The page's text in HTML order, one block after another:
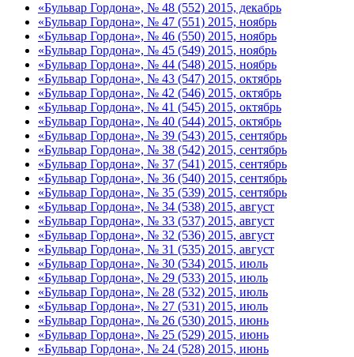
«Бульвар Гордона», № 48 (552) 2015, декабрь
«Бульвар Гордона», № 47 (551) 2015, ноябрь
«Бульвар Гордона», № 46 (550) 2015, ноябрь
«Бульвар Гордона», № 45 (549) 2015, ноябрь
«Бульвар Гордона», № 44 (548) 2015, ноябрь
«Бульвар Гордона», № 43 (547) 2015, октябрь
«Бульвар Гордона», № 42 (546) 2015, октябрь
«Бульвар Гордона», № 41 (545) 2015, октябрь
«Бульвар Гордона», № 40 (544) 2015, октябрь
«Бульвар Гордона», № 39 (543) 2015, сентябрь
«Бульвар Гордона», № 38 (542) 2015, сентябрь
«Бульвар Гордона», № 37 (541) 2015, сентябрь
«Бульвар Гордона», № 36 (540) 2015, сентябрь
«Бульвар Гордона», № 35 (539) 2015, сентябрь
«Бульвар Гордона», № 34 (538) 2015, август
«Бульвар Гордона», № 33 (537) 2015, август
«Бульвар Гордона», № 32 (536) 2015, август
«Бульвар Гордона», № 31 (535) 2015, август
«Бульвар Гордона», № 30 (534) 2015, июль
«Бульвар Гордона», № 29 (533) 2015, июль
«Бульвар Гордона», № 28 (532) 2015, июль
«Бульвар Гордона», № 27 (531) 2015, июль
«Бульвар Гордона», № 26 (530) 2015, июнь
«Бульвар Гордона», № 25 (529) 2015, июнь
«Бульвар Гордона», № 24 (528) 2015, июнь